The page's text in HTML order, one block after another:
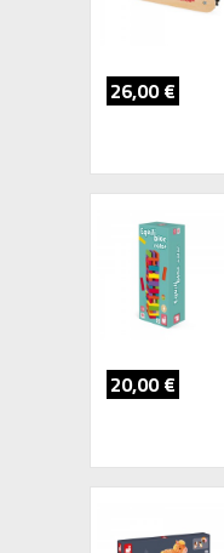
26,00 €
20,00 €